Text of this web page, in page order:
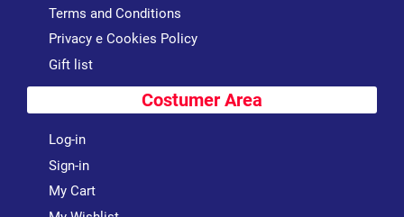
Terms and Conditions
Privacy e Cookies Policy
Gift list
Costumer Area
Log-in
Sign-in
My Cart